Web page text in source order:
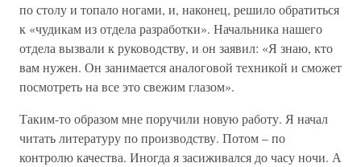
по столу и топало ногами, и, наконец, решило обратиться
к «чудикам из отдела разработки». Начальника нашего
отдела вызвали к руководству, и он заявил: «Я знаю, кто
вам нужен. Он занимается аналоговой техникой и сможет
посмотреть на все это свежим глазом».
Таким-то образом мне поручили новую работу. Я начал
читать литературу по производству. Потом – по
контролю качества. Иногда я засиживался до часу ночи. А